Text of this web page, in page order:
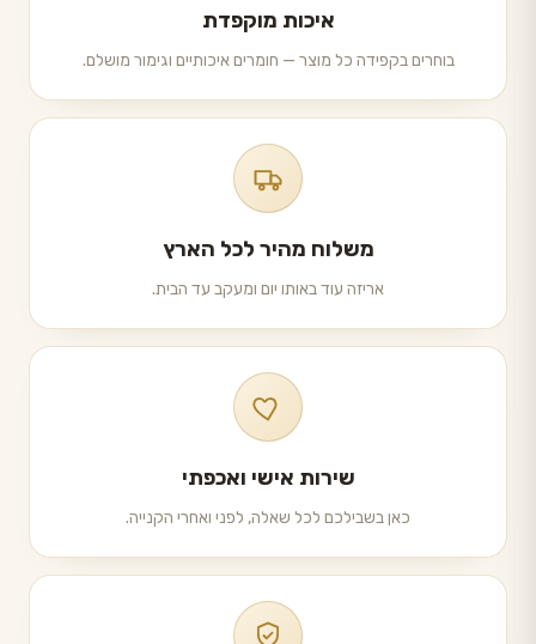
איכות מוקפדת
בוחרים בקפידה כל מוצר — חומרים איכותיים וגימור מושלם.
משלוח מהיר לכל הארץ
אריזה עוד באותו יום ומעקב עד הבית.
שירות אישי ואכפתי
כאן בשבילכם לכל שאלה, לפני ואחרי הקנייה.